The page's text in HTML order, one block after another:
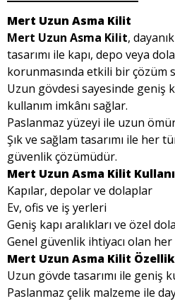
Mert Uzun Asma Kilit
Mert Uzun Asma Kilit,
tasarımı ile kapı, depo veya
korunmasında etkili bir çözüm
Uzun gövdesi sayesinde geniş
kullanım imkânı sağlar.
Paslanmaz yüzeyi ile uzun
Şık ve sağlam tasarımı ile her
güvenlik çözümüdür.
Mert Uzun Asma Kilit
Kapılar, depolar ve dolaplar
Ev, ofis ve iş yerleri
Geniş kapı aralıkları ve özel
Genel güvenlik ihtiyacı olan her
Mert Uzun Asma Kilit
Uzun gövde tasarımı ile geniş
Paslanmaz çelik malzeme ile